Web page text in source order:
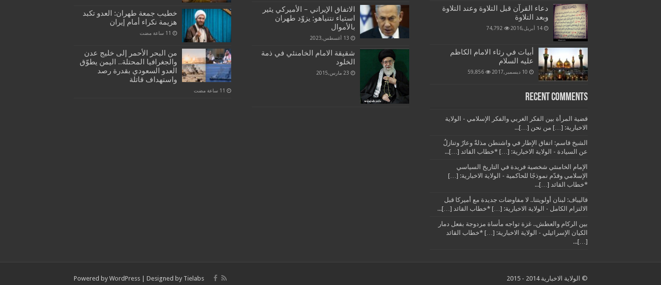
دعاء القرآن قبل التلاوة وعند التلاوة
وبعد التلاوة
14 أبريل,2016 74,792
أبيات في رثاء الامام الكاظم
عليه السلام
10 ديسمبر,2017 59,856
Recent Comments
قضية المرأة بين الفكر الغربي والفكر الإسلامي - الولاية
الاخبارية: […] من نحن […]...
الشيخ قاسم: اتفاق الإطار في واشنطن مذلةٌ وعارٌ وتنازلٌ
عن السيادة - الولاية الاخبارية: […] *خطاب القائد […]...
الإمام الخامنئي شخصية فريدة في التاريخ السياسي
الإسلامي وقدّم نموذجًا للحاكمية - الولاية الاخبارية: […]
*خطاب القائد […]...
قاليباف: لبنان أولويتنا.. لا مفاوضات جديدة مع أميركا قبل
الالتزام الكامل - الولاية الاخبارية: […] *خطاب القائد […]...
بين الركام والعطش.. غزة تواجه مأساة مزدوجة بفعل دمار
الكيان الإسرائيلي - الولاية الاخبارية: […] *خطاب القائد
[…]...
الاتفاق الإيراني – الأميركي يثير
استياء نتنياهو: يزوّد طهران
بالأموال
13 أغسطس,2023
شقيقة الامام الخامنئي في ذمة
الخلود
23 مارس,2015
خطيب جمعة طهران: العدو تكبد
هزيمة نكراء أمام إيران
من البحر الأحمر إلى خليج عدن
والجغرافيا المحتلة.. اليمن يطوّق
العدو السعودي بقدرة رصد
واستهداف قاتلة
Powered by WordPress| Designed by Tielabs © الولاية الاخبارية 2014 - 2015